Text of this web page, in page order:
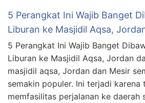
5 Perangkat Ini Wajib Banget
Liburan ke Masjidil Aqsa,
5 Perangkat Ini Wajib Banget
Liburan ke Masjidil Aqsa, Jordan
masjidil aqsa, Jordan dan Mesir
semakin populer. Ini terjadi karena
memfasilitas perjalanan ke daerah